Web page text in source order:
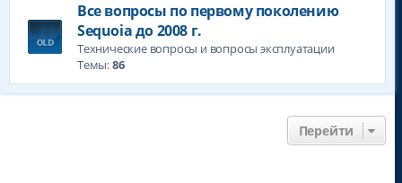
Все вопросы по первому поколению
Sequoia до 2008 г.
Технические вопросы и вопросы эксплуатации
Темы:86
Перейти